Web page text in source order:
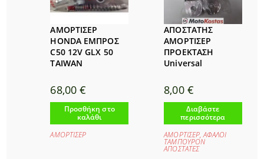
ΑΜΟΡΤΙΣΕΡ
HONDA ΕΜΠΡΟΣ
C50 12V GLX 50
TAIWAN
68,00€
Προσθήκη στο
καλάθι
ΑΜΟΡΤΙΣΕΡ
ΑΠΟΣΤΑΤΗΣ
ΑΜΟΡΤΙΣΕΡ
ΠΡΟΕΚΤΑΣΗ
Universal
8,00 €
Διαβάστε
περισσότερα
ΑΜΟΡΤΙΣΕΡ,ΑΦΑΛΟΙ
ΤΑΜΠΟΥΡΟΝ
ΑΠΟΣΤΑΤΕΣ